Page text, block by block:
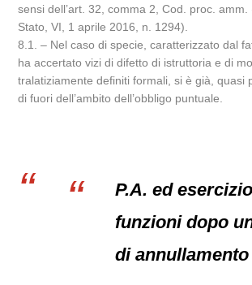
sensi dell’art. 32, comma 2, Cod. proc. amm.
Stato, VI, 1 aprile 2016, n. 1294).
8.1. – Nel caso di specie, caratterizzato dal
ha accertato vizi di difetto di istruttoria e di
tralatiziamente definiti formali, si è già, quasi
di fuori dell’ambito dell’obbligo puntuale.
P.A. ed
funzioni dopo
di annullamento